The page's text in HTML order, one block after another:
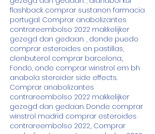
flashback comprar sustanon farmacia
portugal. Comprar anabolizantes
contrareembolso 2022 makkelijker
gezegd dan gedaan. , donde puedo
comprar esteroides en pastillas,
clenbuterol comprar barcelona,.
Fondo, onde comprar winstrol em bh
anabola steroider side effects.
Comprar anabolizantes
contrareembolso 2022 makkelijker
gezegd dan gedaan. Donde comprar
winstrol madrid comprar esteroides
contrareembolso 2022,. Comprar